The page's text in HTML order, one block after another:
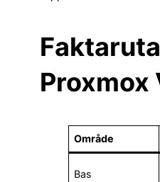
Proxmox
Område
Bas